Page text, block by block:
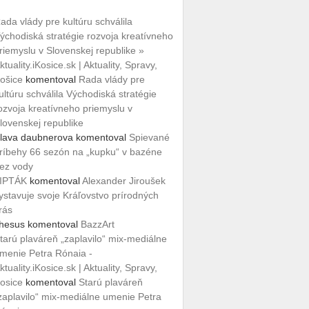
vlády pre kultúru schválila
stratégie rozvoja kreatívneho
v Slovenskej republike »
| Aktuality, Spravy,
komentoval Rada vlády pre
schválila Východiská stratégie
kreatívneho priemyslu v
republike
daubnerova komentoval Spievané
66 sezón na „kupku“ v bazéne
vody
komentovalAlexander Jiroušek
svoje Kráľovstvo prírodných
komentoval BazzArt
plaváreň „zaplavilo“ mix-mediálne
Petra Rónaia -
| Aktuality, Spravy,
komentoval Starú plaváreň
mix-mediálne umenie Petra